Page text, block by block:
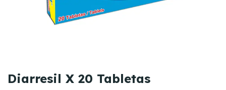
Diarresil X 20 Tabletas